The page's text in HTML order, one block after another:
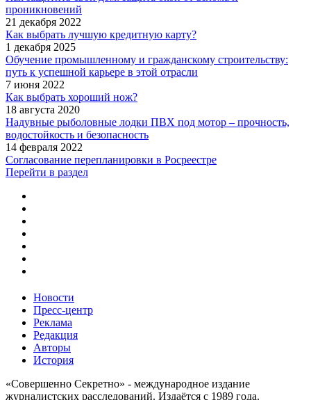
проникновений
21 декабря 2022
Как выбрать лучшую кредитную карту?
1 декабря 2025
Обучение промышленному и гражданскому строительству:
путь к успешной карьере в этой отрасли
7 июня 2022
Как выбрать хороший нож?
18 августа 2020
Надувные рыболовные лодки ПВХ под мотор – прочность,
водостойкость и безопасность
14 февраля 2022
Согласование перепланировки в Росреестре
Перейти в раздел
Новости
Пресс-центр
Реклама
Редакция
Авторы
История
«Совершенно Секретно» - международное издание
журналистских расследований. Издаётся с 1989 года.